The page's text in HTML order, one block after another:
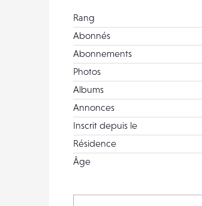
Rang
Abonnés
Abonnements
Photos
Albums
Annonces
Inscrit depuis le
Résidence
Âge